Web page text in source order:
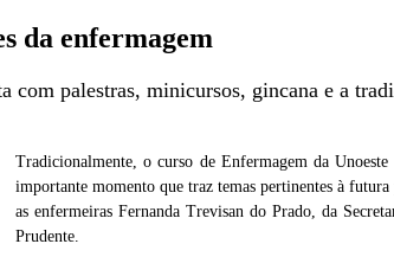
da enfermagem
com palestras, minicursos, gincana e a
Tradicionalmente, o curso de Enfermagem da
importante momento que traz temas pertinentes à
as enfermeiras Fernanda Trevisan do Prado, da
Prudente.